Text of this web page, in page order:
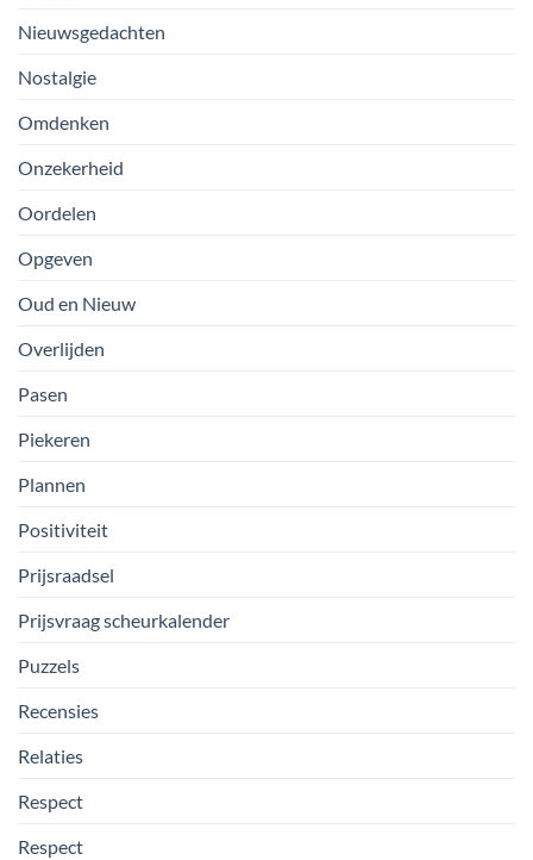
Nieuwsgedachten
Nostalgie
Omdenken
Onzekerheid
Oordelen
Opgeven
Oud en Nieuw
Overlijden
Pasen
Piekeren
Plannen
Positiviteit
Prijsraadsel
Prijsvraag scheurkalender
Puzzels
Recensies
Relaties
Respect
Respect